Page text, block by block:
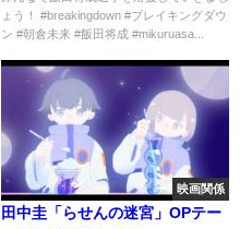
ょう！ #breakingdown #ブレイキングダウ
ン #朝倉未来 #飯田将成 #mikuruasa...
映画関係
田中圭「らせんの迷宮」OPテー